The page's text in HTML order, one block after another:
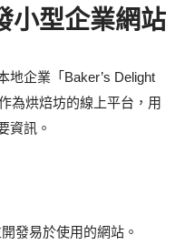
小型企業網站
地企業「Baker’s Delight
為烘焙坊的線上平台，用
資訊。
發易於使用的網站。